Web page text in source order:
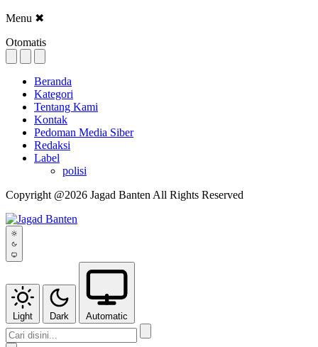
Menu ✖
Otomatis
Beranda
Kategori
Tentang Kami
Kontak
Pedoman Media Siber
Redaksi
Label
polisi
Copyright @2026 Jagad Banten All Rights Reserved
Light Dark Automatic